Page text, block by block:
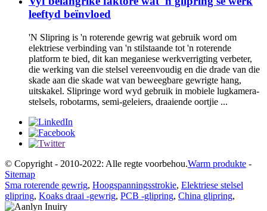
leeftyd beïnvloed
'N Slipring is 'n roterende gewrig wat gebruik word om
elektriese verbinding van 'n stilstaande tot 'n roterende
platform te bied, dit kan meganiese werkverrigting verbeter,
die werking van die stelsel vereenvoudig en die drade van die
skade aan die skade wat van beweegbare gewrigte hang,
uitskakel. Slipringe word wyd gebruik in mobiele lugkamera-
stelsels, robotarms, semi-geleiers, draaiende oortjie ...
© Copyright - 2010-2022: Alle regte voorbehou.Warm produkte -
Sitemap
Sma roterende gewrig, Hoogspanningsstrokie, Elektriese stelsel
glipring, Koaks draai -gewrig, PCB -glipring, China glipring,